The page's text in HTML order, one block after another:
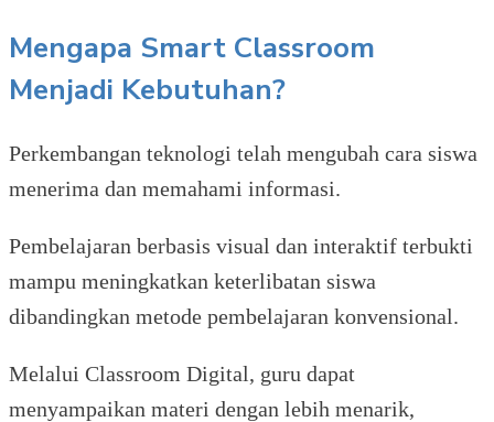
Mengapa Smart Classroom
Menjadi Kebutuhan?
Perkembangan teknologi telah mengubah cara siswa
menerima dan memahami informasi.
Pembelajaran berbasis visual dan interaktif terbukti
mampu meningkatkan keterlibatan siswa
dibandingkan metode pembelajaran konvensional.
Melalui Classroom Digital, guru dapat
menyampaikan materi dengan lebih menarik,